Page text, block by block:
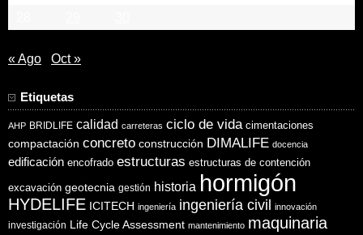
« Ago Oct »
Etiquetas
AHP BRIDLIFE calidad carreteras ciclo de vida cimentaciones
compactación concreto construcción DIMALIFE docencia
edificación encofrado estructuras estructuras de contención
excavación geotecnia gestión historia hormigón
HYDELIFE ICITECH ingeniería ingeniería civil innovación
investigación Life Cycle Assessment mantenimiento maquinaria